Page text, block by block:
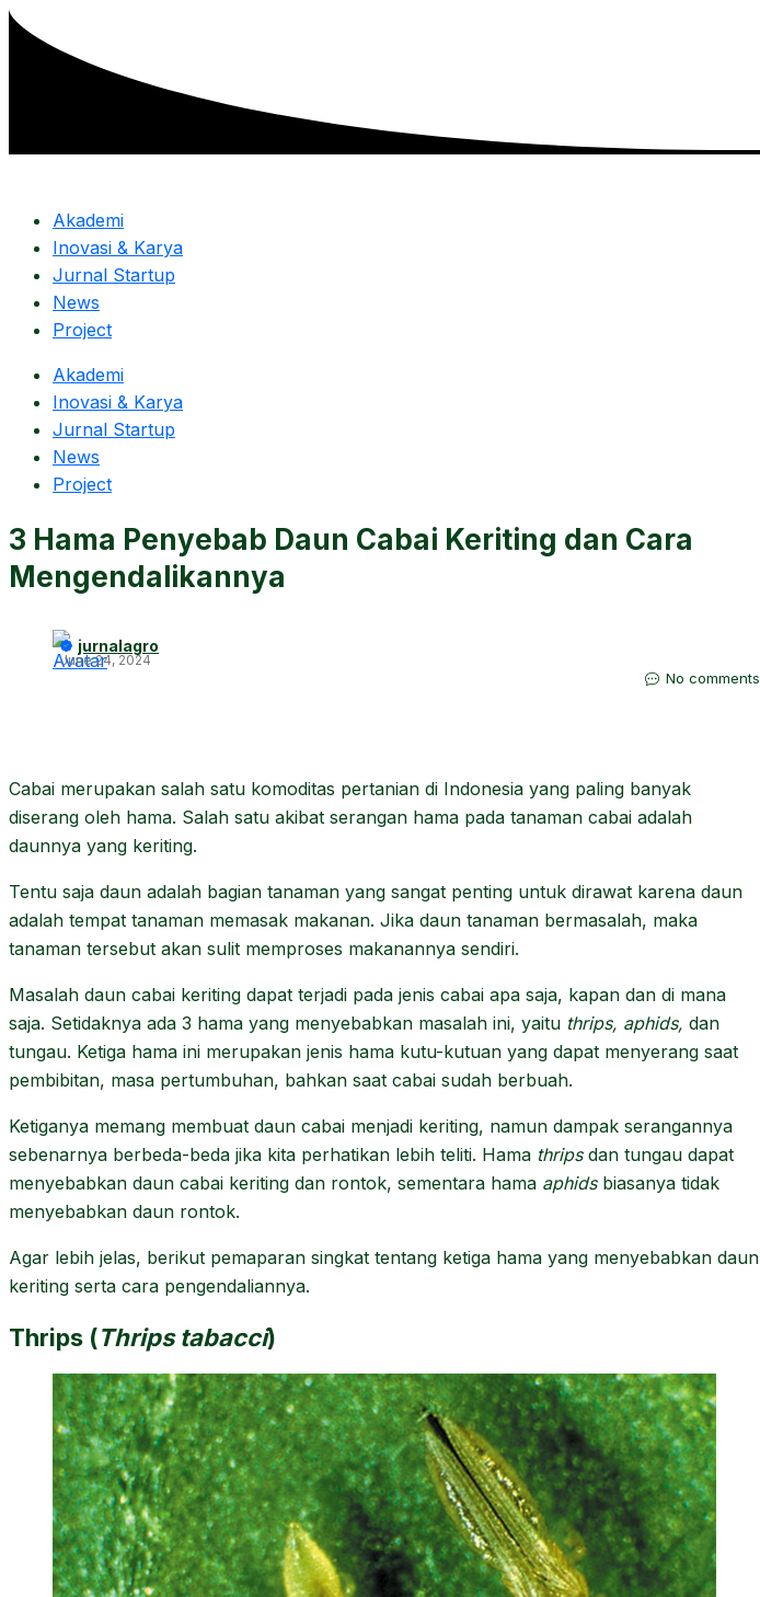
Skip
Akademi
Inovasi & Karya
Jurnal Startup
News
Project
Akademi
Inovasi & Karya
Jurnal Startup
News
Project
3 Hama Penyebab Daun Cabai Keriting dan Cara
Mengendalikannya
jurnalagro
June 24, 2024
No comments
Cabai merupakan salah satu komoditas pertanian di Indonesia yang paling banyak
diserang oleh hama. Salah satu akibat serangan hama pada tanaman cabai adalah
daunnya yang keriting.
Tentu saja daun adalah bagian tanaman yang sangat penting untuk dirawat karena daun
adalah tempat tanaman memasak makanan. Jika daun tanaman bermasalah, maka
tanaman tersebut akan sulit memproses makanannya sendiri.
Masalah daun cabai keriting dapat terjadi pada jenis cabai apa saja, kapan dan di mana
saja. Setidaknya ada 3 hama yang menyebabkan masalah ini, yaitu thrips, aphids, dan
tungau. Ketiga hama ini merupakan jenis hama kutu-kutuan yang dapat menyerang saat
pembibitan, masa pertumbuhan, bahkan saat cabai sudah berbuah.
Ketiganya memang membuat daun cabai menjadi keriting, namun dampak serangannya
sebenarnya berbeda-beda jika kita perhatikan lebih teliti. Hama thrips dan tungau dapat
menyebabkan daun cabai keriting dan rontok, sementara hama aphidsbiasanya tidak
menyebabkan daun rontok.
Agar lebih jelas, berikut pemaparan singkat tentang ketiga hama yang menyebabkan daun
keriting serta cara pengendaliannya.
Thrips (Thrips tabacci)